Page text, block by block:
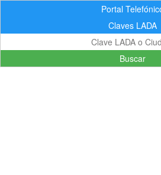
Portal
Claves LADA
Buscar